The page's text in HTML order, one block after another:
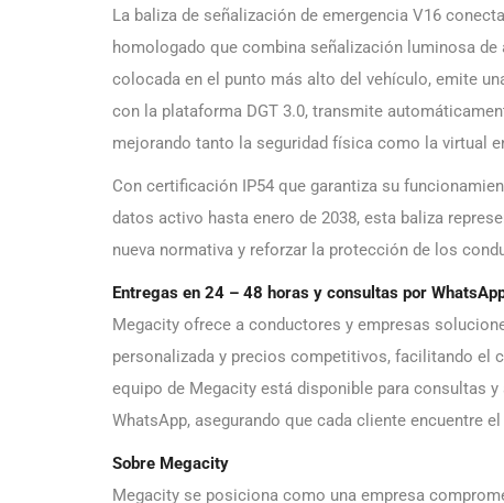
La baliza de señalización de emergencia V16
homologado que combina señalización luminosa
colocada en el punto más alto del vehículo, emite
con la plataforma DGT 3.0, transmite
mejorando tanto la seguridad física como la virtual
Con certificación IP54 que garantiza su
datos activo hasta enero de 2038, esta baliza
nueva normativa y reforzar la protección de los
Entregas en 24 – 48 horas y consultas por
Megacity ofrece a conductores y empresas
personalizada y precios competitivos, facilitando el
equipo de Megacity está disponible para consultas
WhatsApp, asegurando que cada cliente encuentre
Sobre Megacity
Megacity se posiciona como una empresa